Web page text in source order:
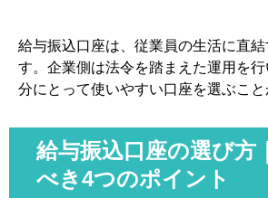
給与振込口座は、従業員の生活に直
す。企業側は法令を踏まえた運用を
分にとって使いやすい口座を選ぶこと
給与振込口座の選び方
べき4つのポイント